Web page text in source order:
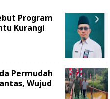
Program
Kurangi
Permudah
Wujud